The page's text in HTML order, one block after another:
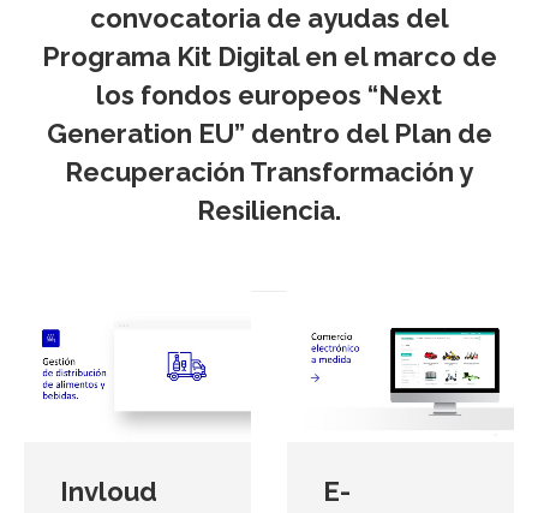
convocatoria de ayudas del
Programa Kit Digital en el marco de
los fondos europeos “Next
Generation EU” dentro del Plan de
Recuperación Transformación y
Resiliencia.
Invloud
E-